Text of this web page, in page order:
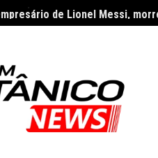
de Lionel Messi,